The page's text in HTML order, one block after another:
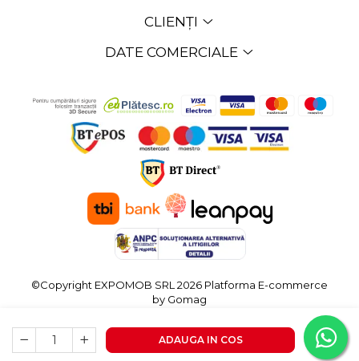
ADAUGA IN COS
CLIENȚI
DATE COMERCIALE
©Copyright EXPOMOB SRL 2026 Platforma E-commerce
by Gomag